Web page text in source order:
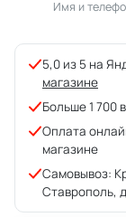
Имя и
5,0 из 5 на
магазине
Больше 1 700
Оплата
магазине
Самовывоз:
Ставрополь,